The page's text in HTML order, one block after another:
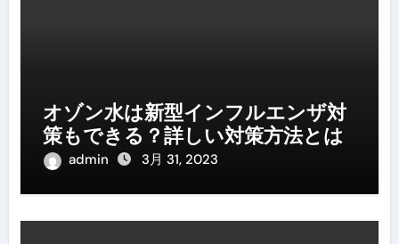
オゾン水は新型インフルエンザ対
策もできる？詳しい対策方法とは
admin 3月 31, 2023